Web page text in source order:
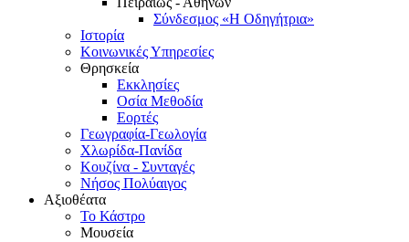
Σύνδεσμος «Η Οδηγήτρια»
Ιστορία
Κοινωνικές Υπηρεσίες
Θρησκεία
Εκκλησίες
Οσία Μεθοδία
Εορτές
Γεωγραφία-Γεωλογία
Χλωρίδα-Πανίδα
Κουζίνα - Συνταγές
Νήσος Πολύαιγος
Αξιοθέατα
Το Κάστρο
Μουσεία